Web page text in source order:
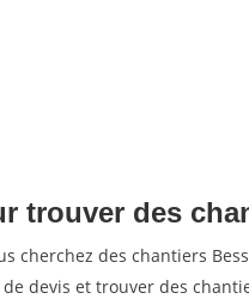
trouver des
cherchez des chantiers
devis et trouver des